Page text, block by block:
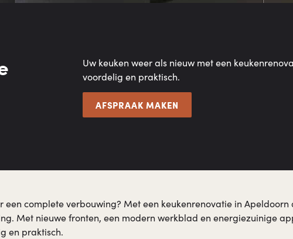
Uw keuken weer als nieuw met een
voordelig en praktisch.
AFSPRAAK MAKEN
een complete verbouwing? Met een keukenrenovatie in
Met nieuwe fronten, een modern werkblad en energiezuinige
en praktisch.